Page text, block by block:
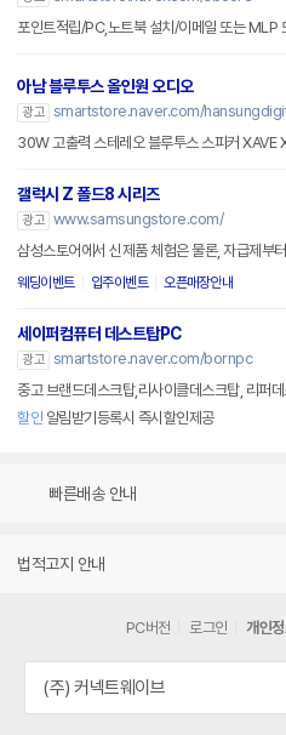
포인트적립/PC,노트북 설치/이메일 또는 MLP
아남 블루투스 올인원 오디오
광고 smartstore.naver.com/
30W 고출력 스테레오 블루투스 스피커 XAVE
갤럭시 Z 폴드8 시리즈
광고 www.samsungstore.com/
삼성스토어에서 신제품 체험은 물론, 자급제부
웨딩이벤트 입주이벤트 오픈매장안내
세이퍼컴퓨터 데스트탑PC
광고 smartstore.naver.com/bornpc
중고 브랜드데스크탑,리사이클데스크탑, 리퍼
할인 알림받기등록시 즉시할인제공
빠른배송 안내
법적고지 안내
PC버전 로그인 개인
(주) 커넥트웨이브